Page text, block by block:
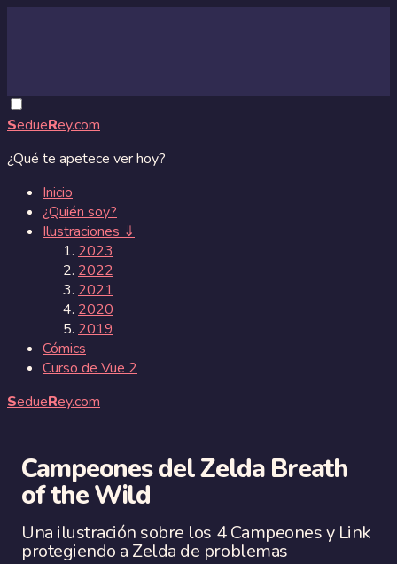
SedueRey.com
¿Qué te apetece ver hoy?
Inicio
¿Quién soy?
Ilustraciones ⇓
2023
2022
2021
2020
2019
Cómics
Curso de Vue 2
SedueRey.com
Campeones del Zelda Breath
of the Wild
Una ilustración sobre los 4 Campeones y Link
protegiendo a Zelda de problemas